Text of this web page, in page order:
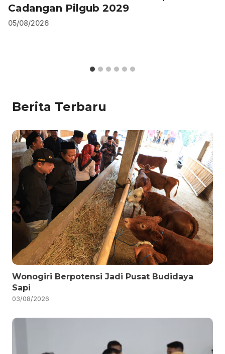
Cadangan Pilgub 2029
05/08/2026
Berita Terbaru
Wonogiri Berpotensi Jadi Pusat Budidaya
Sapi
03/08/2026